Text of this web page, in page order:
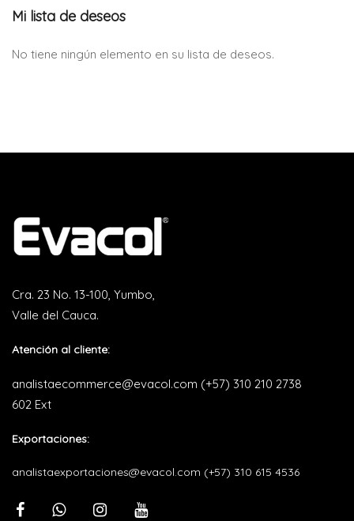
Mi lista de deseos
No tiene ningún elemento en su lista de deseos.
Cra. 23 No. 13-100, Yumbo,
Valle del Cauca.
Atención al cliente:
analistaecommerce@evacol.com (+57) 310 210 2738
602 Ext
Exportaciones:
analistaexportaciones@evacol.com (+57) 310 615 4536